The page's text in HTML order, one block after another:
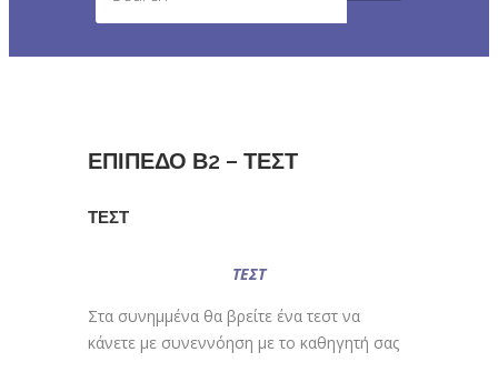
ΕΠΙΠΕΔΟ Β2 – ΤΕΣΤ
ΤΕΣΤ
ΤΕΣΤ
Στα συνημμένα θα βρείτε ένα τεστ να
κάνετε με συνεννόηση με το καθηγητή σας